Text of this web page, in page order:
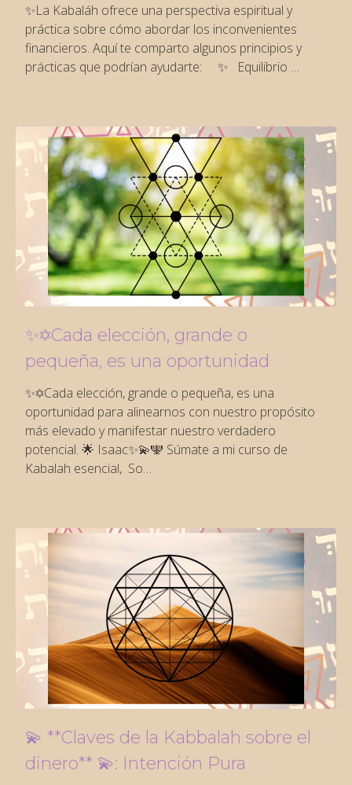
✨La Kabaláh ofrece una perspectiva espiritual y
práctica sobre cómo abordar los inconvenientes
financieros. Aquí te comparto algunos principios y
prácticas que podrían ayudarte: ✨ Equilibrio …
✨✡️Cada elección, grande o
pequeña, es una oportunidad
✨✡️Cada elección, grande o pequeña, es una
oportunidad para alinearnos con nuestro propósito
más elevado y manifestar nuestro verdadero
potencial. 🌟 Isaac✨💫🕎 Súmate a mi curso de
Kabalah esencial, So…
💫 **Claves de la Kabbalah sobre el
dinero** 💫: Intención Pura